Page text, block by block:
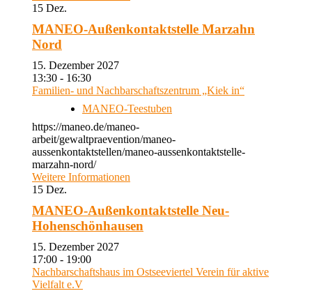
15 Dez.
MANEO-Außenkontaktstelle Marzahn
Nord
15. Dezember 2027
13:30 - 16:30
Familien- und Nachbarschaftszentrum „Kiek in“
MANEO-Teestuben
https://maneo.de/maneo-
arbeit/gewaltpraevention/maneo-
aussenkontaktstellen/maneo-aussenkontaktstelle-
marzahn-nord/
Weitere Informationen
15 Dez.
MANEO-Außenkontaktstelle Neu-
Hohenschönhausen
15. Dezember 2027
17:00 - 19:00
Nachbarschaftshaus im Ostseeviertel Verein für aktive
Vielfalt e.V